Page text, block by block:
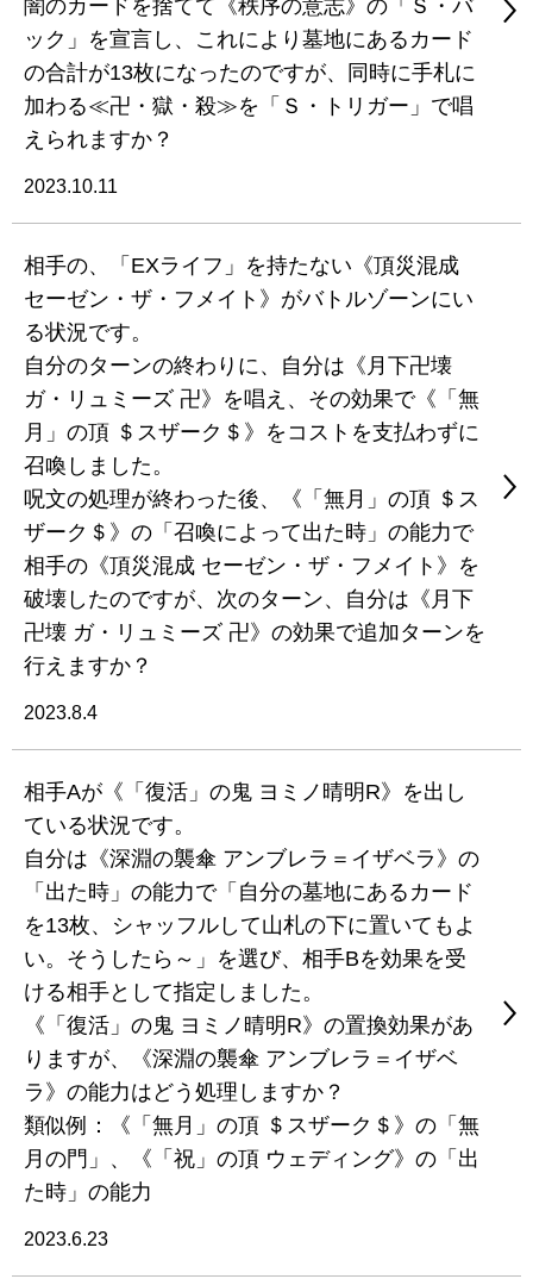
闇のカードを捨てて《秩序の意志》の「Ｓ・バ
ック」を宣言し、これにより墓地にあるカード
の合計が13枚になったのですが、同時に手札に
加わる≪卍・獄・殺≫を「Ｓ・トリガー」で唱
えられますか？
2023.10.11
相手の、「EXライフ」を持たない《頂災混成
セーゼン・ザ・フメイト》がバトルゾーンにい
る状況です。
自分のターンの終わりに、自分は《月下卍壊
ガ・リュミーズ 卍》を唱え、その効果で《「無
月」の頂 ＄スザーク＄》をコストを支払わずに
召喚しました。
呪文の処理が終わった後、《「無月」の頂 ＄ス
ザーク＄》の「召喚によって出た時」の能力で
相手の《頂災混成 セーゼン・ザ・フメイト》を
破壊したのですが、次のターン、自分は《月下
卍壊 ガ・リュミーズ 卍》の効果で追加ターンを
行えますか？
2023.8.4
相手Aが《「復活」の鬼 ヨミノ晴明R》を出し
ている状況です。
自分は《深淵の襲傘 アンブレラ＝イザベラ》の
「出た時」の能力で「自分の墓地にあるカード
を13枚、シャッフルして山札の下に置いてもよ
い。そうしたら～」を選び、相手Bを効果を受
ける相手として指定しました。
《「復活」の鬼 ヨミノ晴明R》の置換効果があ
りますが、《深淵の襲傘 アンブレラ＝イザベ
ラ》の能力はどう処理しますか？
類似例：《「無月」の頂 ＄スザーク＄》の「無
月の門」、《「祝」の頂 ウェディング》の「出
た時」の能力
2023.6.23